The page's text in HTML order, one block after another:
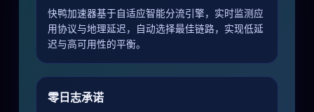
快鸭加速器基于自适应智能分流引擎，实时监测应
用协议与地理延迟，自动选择最佳链路，实现低延
迟与高可用性的平衡。
零日志承诺